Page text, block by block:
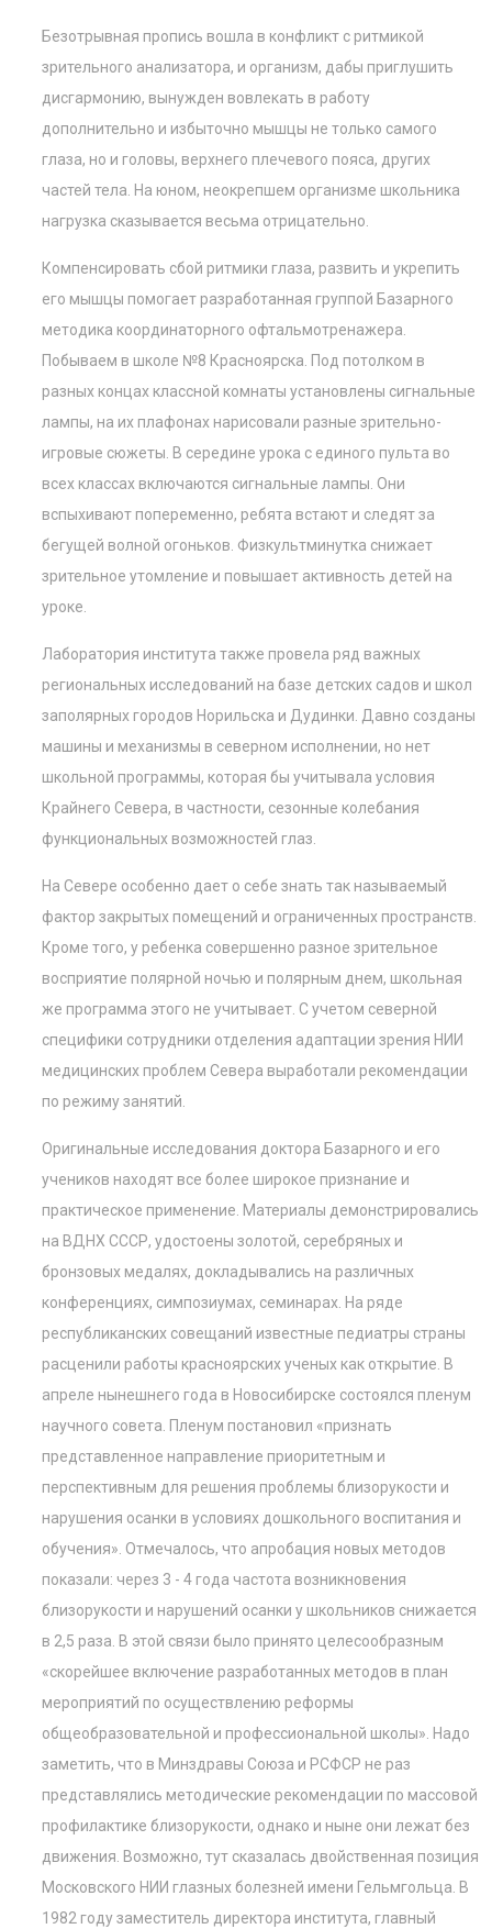
Безотрывная пропись вошла в конфликт с ритмикой
зрительного анализатора, и организм, дабы приглушить
дисгармонию, вынужден вовлекать в работу
дополнительно и избыточно мышцы не только самого
глаза, но и головы, верхнего плечевого пояса, других
частей тела. На юном, неокрепшем организме школьника
нагрузка сказывается весьма отрицательно.
Компенсировать сбой ритмики глаза, развить и укрепить
его мышцы помогает разработанная группой Базарного
методика координаторного офтальмотренажера.
Побываем в школе №8 Красноярска. Под потолком в
разных концах классной комнаты установлены сигнальные
лампы, на их плафонах нарисовали разные зрительно-
игровые сюжеты. В середине урока с единого пульта во
всех классах включаются сигнальные лампы. Они
вспыхивают попеременно, ребята встают и следят за
бегущей волной огоньков. Физкультминутка снижает
зрительное утомление и повышает активность детей на
уроке.
Лаборатория института также провела ряд важных
региональных исследований на базе детских садов и школ
заполярных городов Норильска и Дудинки. Давно созданы
машины и механизмы в северном исполнении, но нет
школьной программы, которая бы учитывала условия
Крайнего Севера, в частности, сезонные колебания
функциональных возможностей глаз.
На Севере особенно дает о себе знать так называемый
фактор закрытых помещений и ограниченных пространств.
Кроме того, у ребенка совершенно разное зрительное
восприятие полярной ночью и полярным днем, школьная
же программа этого не учитывает. С учетом северной
специфики сотрудники отделения адаптации зрения НИИ
медицинских проблем Севера выработали рекомендации
по режиму занятий.
Оригинальные исследования доктора Базарного и его
учеников находят все более широкое признание и
практическое применение. Материалы демонстрировались
на ВДНХ СССР, удостоены золотой, серебряных и
бронзовых медалях, докладывались на различных
конференциях, симпозиумах, семинарах. На ряде
республиканских совещаний известные педиатры страны
расценили работы красноярских ученых как открытие. В
апреле нынешнего года в Новосибирске состоялся пленум
научного совета. Пленум постановил «признать
представленное направление приоритетным и
перспективным для решения проблемы близорукости и
нарушения осанки в условиях дошкольного воспитания и
обучения». Отмечалось, что апробация новых методов
показали: через 3 - 4 года частота возникновения
близорукости и нарушений осанки у школьников снижается
в 2,5 раза. В этой связи было принято целесообразным
«скорейшее включение разработанных методов в план
мероприятий по осуществлению реформы
общеобразовательной и профессиональной школы». Надо
заметить, что в Минздравы Союза и РСФСР не раз
представлялись методические рекомендации по массовой
профилактике близорукости, однако и ныне они лежат без
движения. Возможно, тут сказалась двойственная позиция
Московского НИИ глазных болезней имени Гельмгольца. В
1982 году заместитель директора института, главный